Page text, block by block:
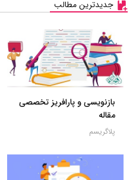
جدیدترین مطالب
بازنویسی و پارافریز تخصصی
مقاله
پلاگریسم